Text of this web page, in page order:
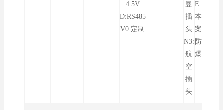
4.5V
D:RS485
V0:定制
曼
插
头
N3:
航
空
插
头
E:
本
案
防
爆